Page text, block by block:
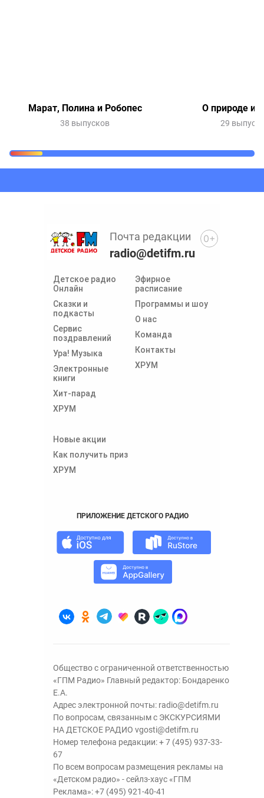
Марат, Полина и Робопес
38 выпусков
О природе и
29
Детское радио
Онлайн
Сказки и
подкасты
Сервис
поздравлений
Ура! Музыка
Электронные
книги
Хит-парад
ХРУМ
Эфирное
расписание
Программы и шоу
О нас
Команда
Контакты
ХРУМ
Новые акции
Как получить приз
ХРУМ
Почта редакции
radio@detifm.ru
ПРИЛОЖЕНИЕ ДЕТСКОГО РАДИО
0+
Общество с ограниченной ответственностью
«ГПМ Радио» Главный редактор: Бондаренко
Е.А.
Адрес электронной почты: radio@detifm.ru
По вопросам, связанным с ЭКСКУРСИЯМИ
НА ДЕТСКОЕ РАДИО vgosti@detifm.ru
Номер телефона редакции:+ 7 (495) 937-33-
67
По всем вопросам размещения рекламы на
«Детском радио» - сейлз-хаус «ГПМ
Реклама»:+7 (495) 921-40-41